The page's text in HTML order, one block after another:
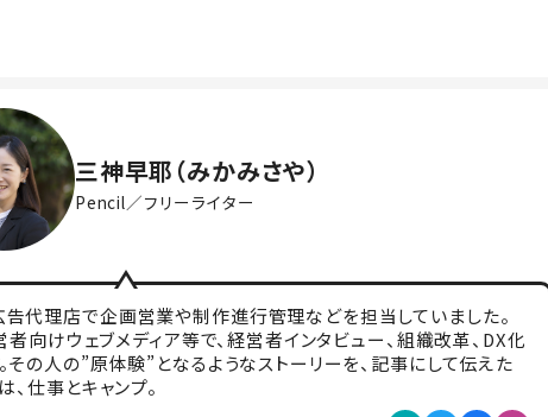
三神早耶（みかみさや）
Pencil／フリーライター
代理店で企画営業や制作進行管理などを担当していました。
者向けウェブメディア等で、経営者インタビュー、組織改革、DX化
その人の”原体験”となるようなストーリーを、記事にして伝えた
仕事とキャンプ。